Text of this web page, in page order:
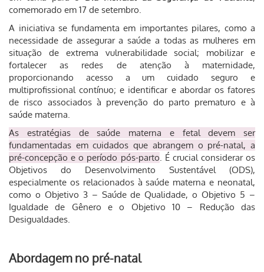
comemorado em 17 de setembro.
A iniciativa se fundamenta em importantes pilares, como a
necessidade de assegurar a saúde a todas as mulheres em
situação de extrema
vulnerabilidade social; mobilizar e
fortalecer as redes de atenção à maternidade,
proporcionando acesso a um cuidado seguro e
multiprofissional contínuo; e identificar e abordar os fatores
de risco associados à prevenção do parto prematuro e à
saúde materna.
As estratégias de saúde materna e fetal devem ser
fundamentadas em cuidados que abrangem o pré-natal, a
pré-concepção e o período pós-parto. É crucial considerar os
Objetivos do Desenvolvimento Sustentável (ODS),
especialmente os relacionados à saúde materna e neonatal,
como o Objetivo 3 – Saúde de Qualidade, o Objetivo 5 –
Igualdade de Gênero e o Objetivo 10 – Redução das
Desigualdades.
Abordagem no pré-natal